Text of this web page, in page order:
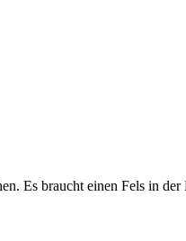
Es braucht einen Fels in